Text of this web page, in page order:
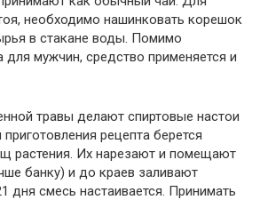
необходимо нашинковать корешок
в стакане воды. Помимо
мужчин, средство применяется и
травы делают спиртовые настои
рецепта берется
растения. Их нарезают и помещают
банку) и до краев заливают
дня смесь настаивается. Принимать